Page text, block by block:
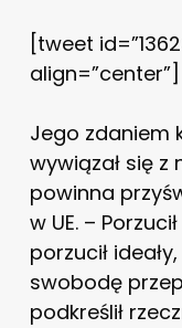
[tweet
align=”center”]
Jego zdaniem
wywiązał się z
powinna
w UE. –
porzucił
swobodę
podkreślił